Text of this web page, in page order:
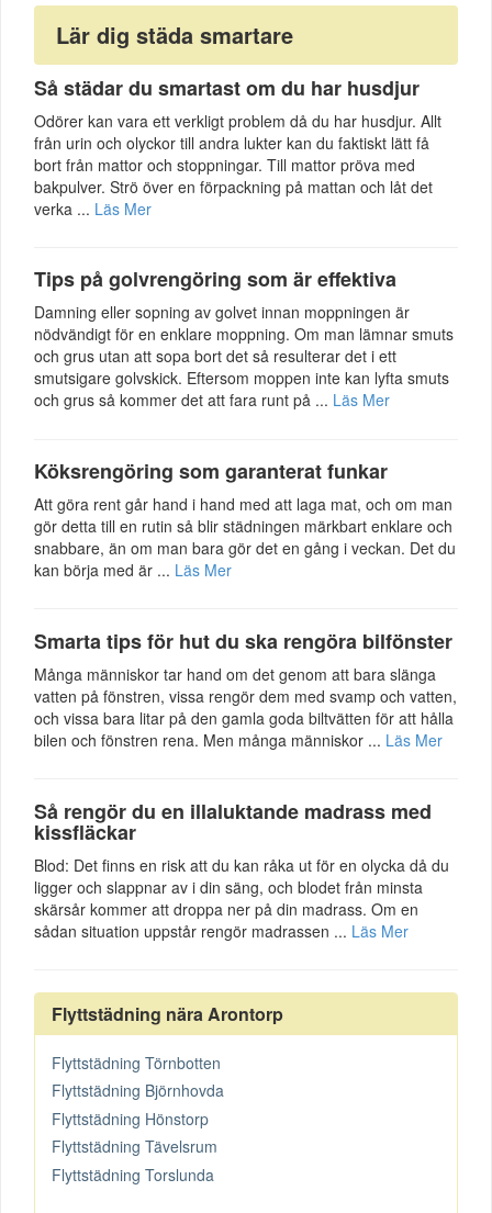
Lär dig städa smartare
Så städar du smartast om du har husdjur
Odörer kan vara ett verkligt problem då du har husdjur. Allt
från urin och olyckor till andra lukter kan du faktiskt lätt få
bort från mattor och stoppningar. Till mattor pröva med
bakpulver. Strö över en förpackning på mattan och låt det
verka ... Läs Mer
Tips på golvrengöring som är effektiva
Damning eller sopning av golvet innan moppningen är
nödvändigt för en enklare moppning. Om man lämnar smuts
och grus utan att sopa bort det så resulterar det i ett
smutsigare golvskick. Eftersom moppen inte kan lyfta smuts
och grus så kommer det att fara runt på ... Läs Mer
Köksrengöring som garanterat funkar
Att göra rent går hand i hand med att laga mat, och om man
gör detta till en rutin så blir städningen märkbart enklare och
snabbare, än om man bara gör det en gång i veckan. Det du
kan börja med är ... Läs Mer
Smarta tips för hut du ska rengöra bilfönster
Många människor tar hand om det genom att bara slänga
vatten på fönstren, vissa rengör dem med svamp och vatten,
och vissa bara litar på den gamla goda biltvätten för att hålla
bilen och fönstren rena. Men många människor ... Läs Mer
Så rengör du en illaluktande madrass med
kissfläckar
Blod: Det finns en risk att du kan råka ut för en olycka då du
ligger och slappnar av i din säng, och blodet från minsta
skärsår kommer att droppa ner på din madrass. Om en
sådan situation uppstår rengör madrassen ... Läs Mer
Flyttstädning nära Arontorp
Flyttstädning Törnbotten
Flyttstädning Björnhovda
Flyttstädning Hönstorp
Flyttstädning Tävelsrum
Flyttstädning Torslunda